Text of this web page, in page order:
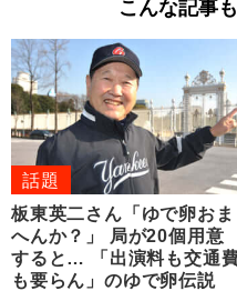
こんな記事
話題
板東英二さん「ゆで卵おま
へんか？」 局が20個用意
すると… 「出演料も交通
も要らん」のゆで卵伝説